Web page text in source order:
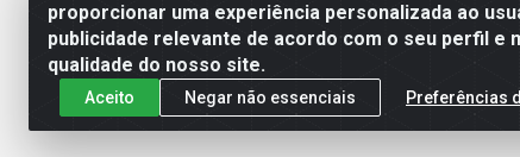
proporcionar uma experiência personalizada ao
publicidade relevante de acordo com o seu perfil e
qualidade do nosso site.
Aceito Negar não essenciais Preferências
Distac Distribuidora - Av.